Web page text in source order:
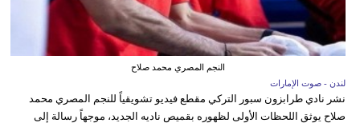
النجم المصري محمد صلاح
لندن - صوت الإمارات
نشر نادي طرابزون سبور التركي مقطع فيديو تشويقياً للنجم المصري محمد
صلاح يوثق اللحظات الأولى لظهوره بقميص ناديه الجديد، موجهاً رسالة إلى